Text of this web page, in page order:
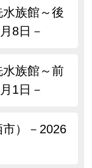
族館～後
8日－
族館～前
1日－
）－2026